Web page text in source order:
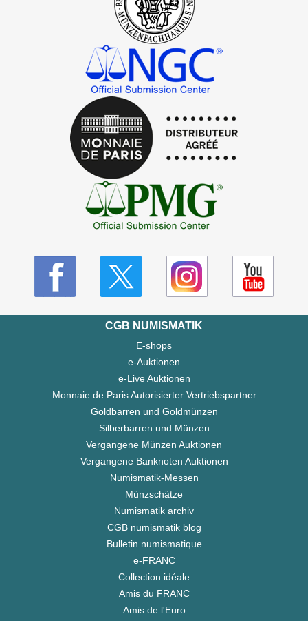
CGB NUMISMATIK
E-shops
e-Auktionen
e-Live Auktionen
Monnaie de Paris Autorisierter Vertriebspartner
Goldbarren und Goldmünzen
Silberbarren und Münzen
Vergangene Münzen Auktionen
Vergangene Banknoten Auktionen
Numismatik-Messen
Münzschätze
Numismatik archiv
CGB numismatik blog
Bulletin numismatique
e-FRANC
Collection idéale
Amis du FRANC
Amis de l'Euro